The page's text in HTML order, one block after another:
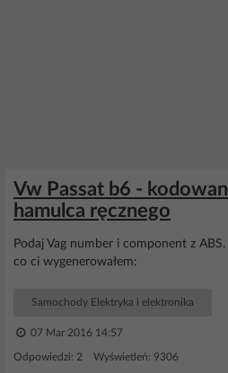
Vw Passat b6 -
hamulca ręcznego
Podaj Vag number i component z
co ci wygenerowałem:
Samochody Elektryka i elektronika
07 Mar 2016 14:57
Odpowiedzi: 2 Wyświetleń: 9306